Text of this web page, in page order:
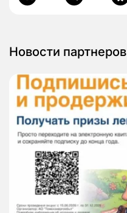
Новости партнеров